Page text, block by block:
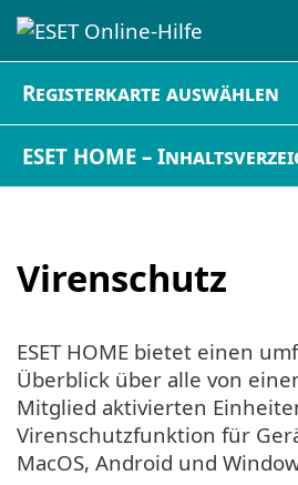
Registerkarte auswählen
ESET HOME –
Virenschutz
ESET HOME bietet einen
Überblick über alle von
Mitglied aktivierten
Virenschutzfunktion für
MacOS, Android und